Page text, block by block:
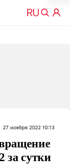
27 ноября 2022 10:13
за сутки